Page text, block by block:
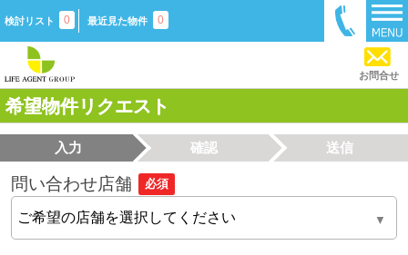
検討リスト 0 最近見た物件 0
お問合せ
希望物件リクエスト
入力 確認 送信
問い合わせ店舗 必須